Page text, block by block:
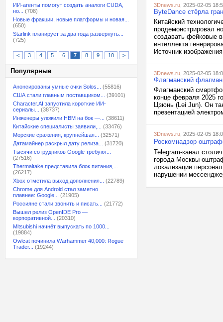
ИИ-агенты помогут создать аналоги CUDA,
но...
(708)
Новые фракции, новые платформы и новая...
(650)
Starlink планирует за два года развернуть...
(725)
< 3 4 5 6 7 8 9 10 >
Популярные
Анонсированы умные очки Solos...
(55816)
США стали главным поставщиком...
(39101)
Character.AI запустила короткие ИИ-
сериалы...
(38737)
Инженеры уложили HBM на бок —...
(38611)
Китайские специалисты заявили,...
(33476)
Морские сражения, крупнейшая...
(32571)
Датамайнер раскрыл дату релиза...
(31720)
Тысячи сотрудников Google требуют...
(27516)
Thermaltake представила блок питания,...
(26217)
Xbox отметила выход дополнения...
(22789)
Chrome для Android стал заметно
плавнее: Google...
(21905)
Россияне стали звонить и писать...
(21772)
Вышел релиз OpenIDE Pro —
корпоративной...
(20310)
Mitsubishi начнёт выпускать по 1000...
(19884)
Owlcat починила Warhammer 40,000: Rogue
Trader...
(19244)
3Dnews.ru , 2025-02-05
ByteDance стёрла
Китайский
продемонстрировал
создавать фейковые
интеллекта
Источник
3Dnews.ru , 2025-02-05
Флагманский
Флагманский
конце февраля 2025
Цзюнь (Lei Jun). Он
презентацией
3Dnews.ru , 2025-02-05
Роскомнадзор
Telegram-канал
города Москвы
локализации
нарушении